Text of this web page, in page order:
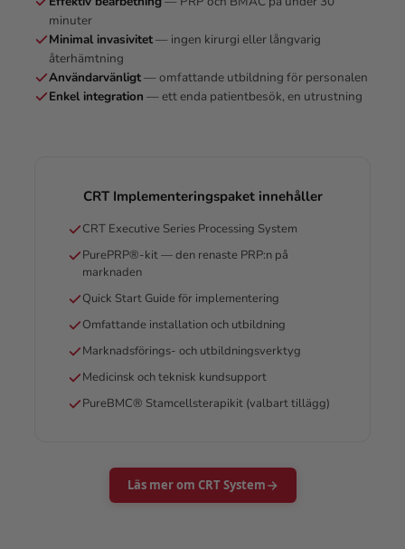
minuter
Minimal invasivitet— ingen kirurgi eller långvarig
återhämtning
Användarvänligt— omfattande utbildning för personalen
Enkel integration — ett enda patientbesök, en utrustning
CRT Implementeringspaket innehåller
CRT Executive Series Processing System
PurePRP®-kit — den renaste PRP:n på
marknaden
Quick Start Guide för implementering
Omfattande installation och utbildning
Marknadsförings- och utbildningsverktyg
Medicinsk och teknisk kundsupport
PureBMC® Stamcellsterapikit (valbart tillägg)
Läs mer om CRT System